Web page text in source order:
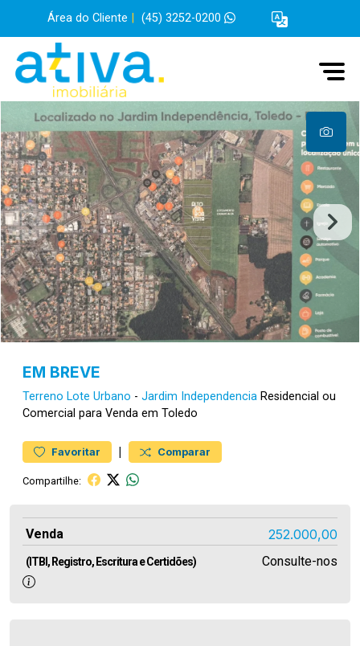
Área do Cliente (45) 3252-0200
EM BREVE
Terreno Lote Urbano - Jardim Independencia Residencial ou
Comercial para Venda em Toledo
Favoritar | Comparar
Compartilhe:
Venda 252.000,00
(ITBI, Registro, Escritura e Certidões) Consulte-nos